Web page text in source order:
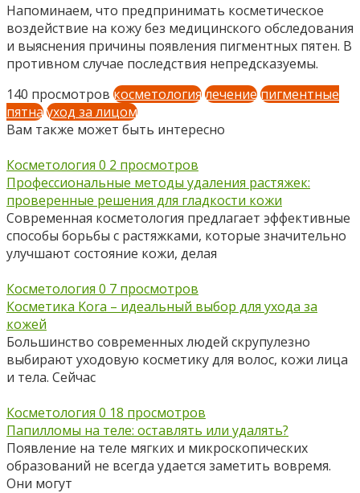
Напоминаем, что предпринимать косметическое
воздействие на кожу без медицинского обследования
и выяснения причины появления пигментных пятен. В
противном случае последствия непредсказуемы.
140 просмотров косметологиялечениепигментные
пятнауход за лицом
Вам также может быть интересно
Косметология 0 2 просмотров
Профессиональные методы удаления растяжек:
проверенные решения для гладкости кожи
Современная косметология предлагает эффективные
способы борьбы с растяжками, которые значительно
улучшают состояние кожи, делая
Косметология 0 7 просмотров
Косметика Kora – идеальный выбор для ухода за
кожей
Большинство современных людей скрупулезно
выбирают уходовую косметику для волос, кожи лица
и тела. Сейчас
Косметология 0 18 просмотров
Папилломы на теле: оставлять или удалять?
Появление на теле мягких и микроскопических
образований не всегда удается заметить вовремя.
Они могут